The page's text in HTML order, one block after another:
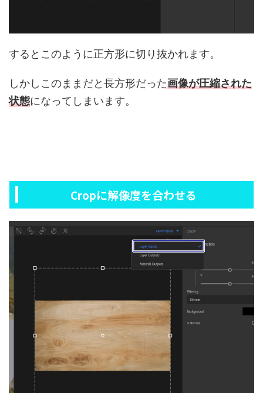
するとこのように正方形に切り抜かれます。
しかしこのままだと長方形だった画像が圧縮された
状態になってしまいます。
Cropに解像度を合わせる